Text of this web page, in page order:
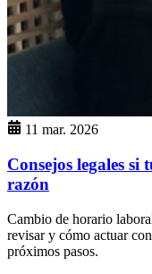
11 mar. 2026
Consejos legales
razón
Cambio de horario
revisar y cómo actuar
próximos pasos.